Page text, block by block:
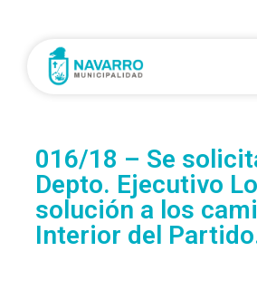
016/18 – Se
Depto. Ejecutivo
solución a los
Interior del